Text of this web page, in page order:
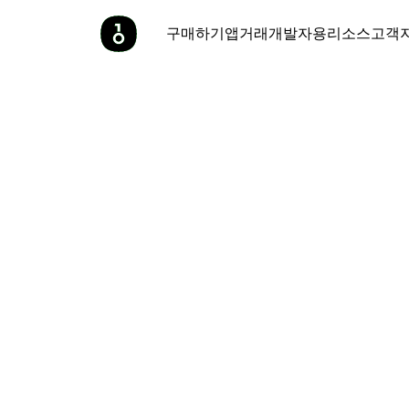
구매하기앱거래개발자용리소스고객